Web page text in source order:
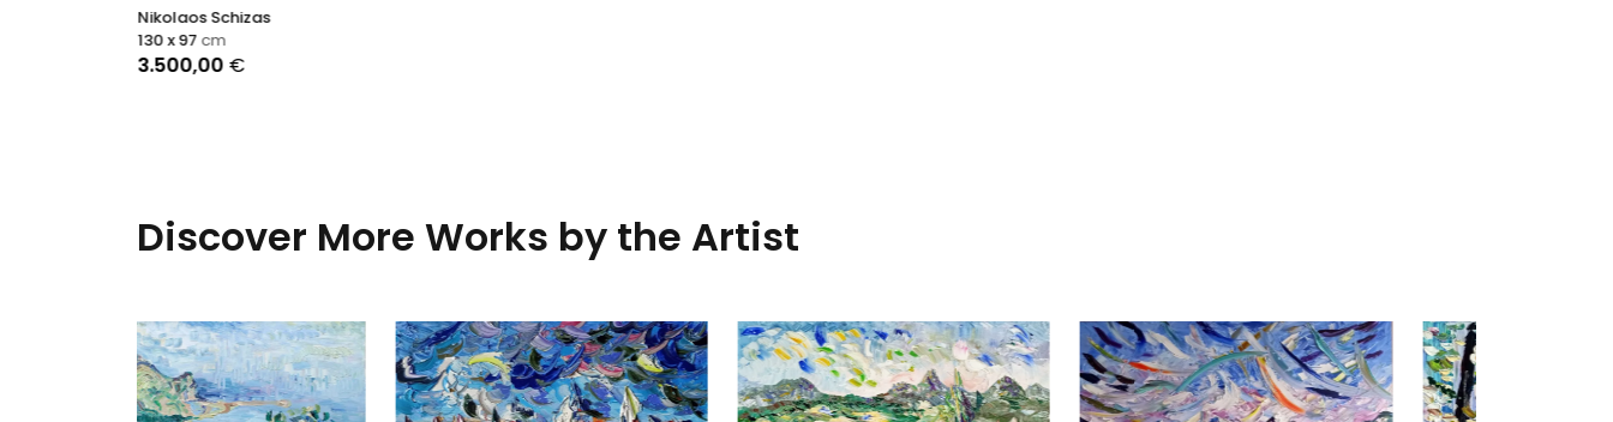
Nikolaos Schizas
3.500,00 €
130 x 97 cm
Discover More Works by the Artist